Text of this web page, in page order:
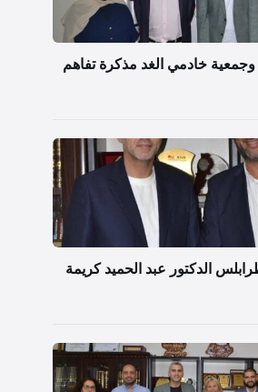
خادمي الغد مذكرة تفاهم
الدكتور عبد الحميد كريمة